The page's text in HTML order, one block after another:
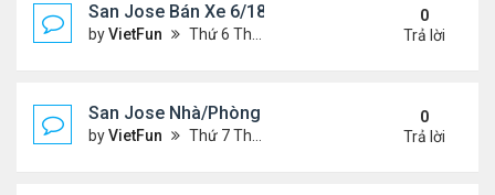
San Jose Bán Xe 6/18/21 - 6/25/21
byVietFun Thứ 6 Tháng 6 18, 2021 1:53 pm
0
Trả lời
San Jose Nhà/Phòng 6/11/21- 6/18/21
byVietFun Thứ 7 Tháng 6 12, 2021 10:29 am
0
Trả lời